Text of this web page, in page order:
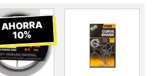
AHORRA
10%
El
precio
original
era:
€11,99.
El
precio
actual
es:
Este